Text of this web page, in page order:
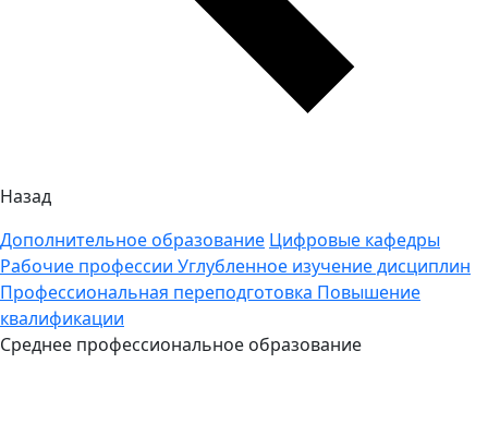
Назад
Дополнительное образование Цифровые кафедры
Рабочие профессии Углубленное изучение дисциплин
Профессиональная переподготовка Повышение
квалификации
Среднее профессиональное образование